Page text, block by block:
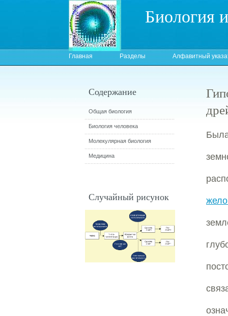
Биология
Главная Разделы Алфавитный
Содержание
Общая биология
Биология человека
Молекулярная биология
Медицина
Случайный рисунок